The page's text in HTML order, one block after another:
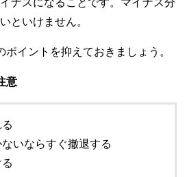
ナスになることです。マイナス分
といけません。
ポイントを抑えておきましょう。
意
いならすぐ撤退する